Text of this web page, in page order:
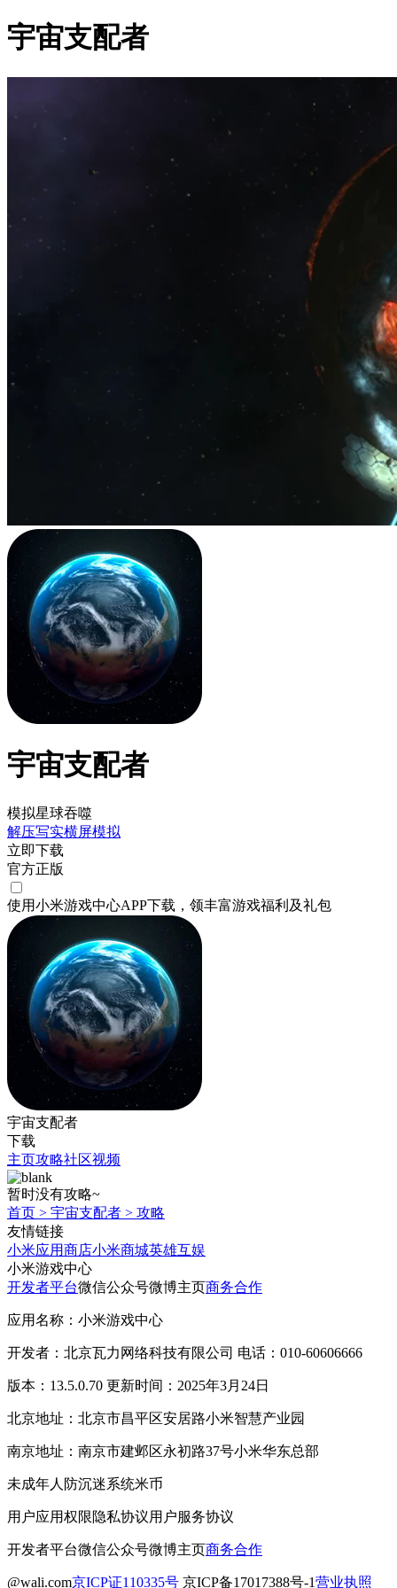
宇宙支配者
宇宙支配者
模拟星球吞噬
解压写实横屏模拟
立即下载
官方正版
使用小米游戏中心APP下载 ，领丰富游戏福利 及礼包
宇宙支配者
下载
主页攻略社区视频
暂时没有攻略~
首页 > 宇宙支配者 > 攻略
友情链接
小米应用商店小米商城英雄互娱
小米游戏中心
开发者平台微信公众号微博主页商务合作
应用名称：小米游戏中心
开发者：北京瓦力网络科技有限公司 电话：010-60606666
版本：13.5.0.70 更新时间：2025年3月24日
北京地址：北京市昌平区安居路小米智慧产业园
南京地址：南京市建邺区永初路37号小米华东总部
未成年人防沉迷系统米币
用户应用权限隐私协议用户服务协议
开发者平台微信公众号微博主页商务合作
@wali.com京ICP证110335号 京ICP备17017388号-1营业执照